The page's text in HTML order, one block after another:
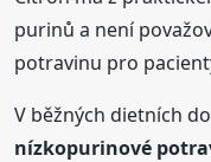
purinů a není
potravinu pro
V běžných dietních
nízkopurinové